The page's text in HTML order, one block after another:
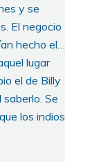
y se
El negocio
hecho el…
lugar
el de Billy
Se
los indios